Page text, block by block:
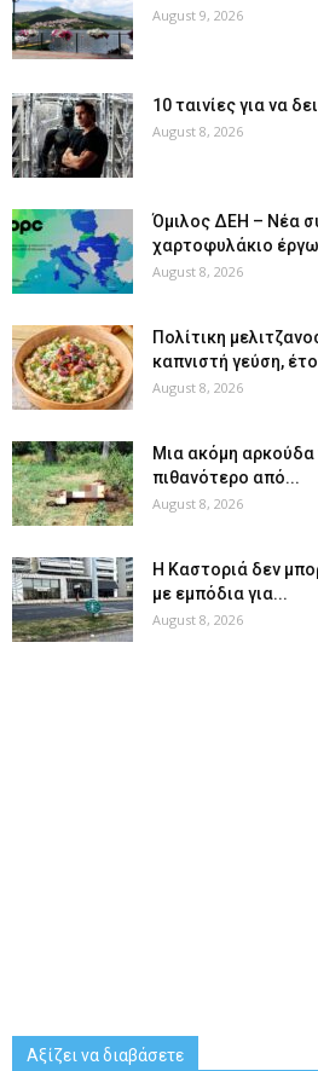
August 9, 2026
10 ταινίες για να
August 8, 2026
Όμιλος ΔΕΗ – Νέα
χαρτοφυλάκιο
August 8, 2026
Πολίτικη
καπνιστή γεύση,
August 8, 2026
Μια ακόμη αρκούδα
πιθανότερο από...
August 8, 2026
Η Καστοριά δεν
με εμπόδια για...
August 8, 2026
Αξίζει να διαβάσετε